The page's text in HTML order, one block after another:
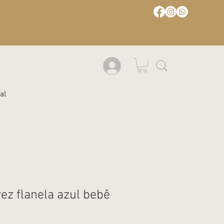
flanela azul bebê